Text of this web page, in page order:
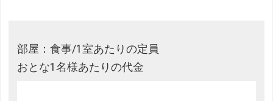
部屋：食事/1室あたりの定員
おとな1名様あたりの代金